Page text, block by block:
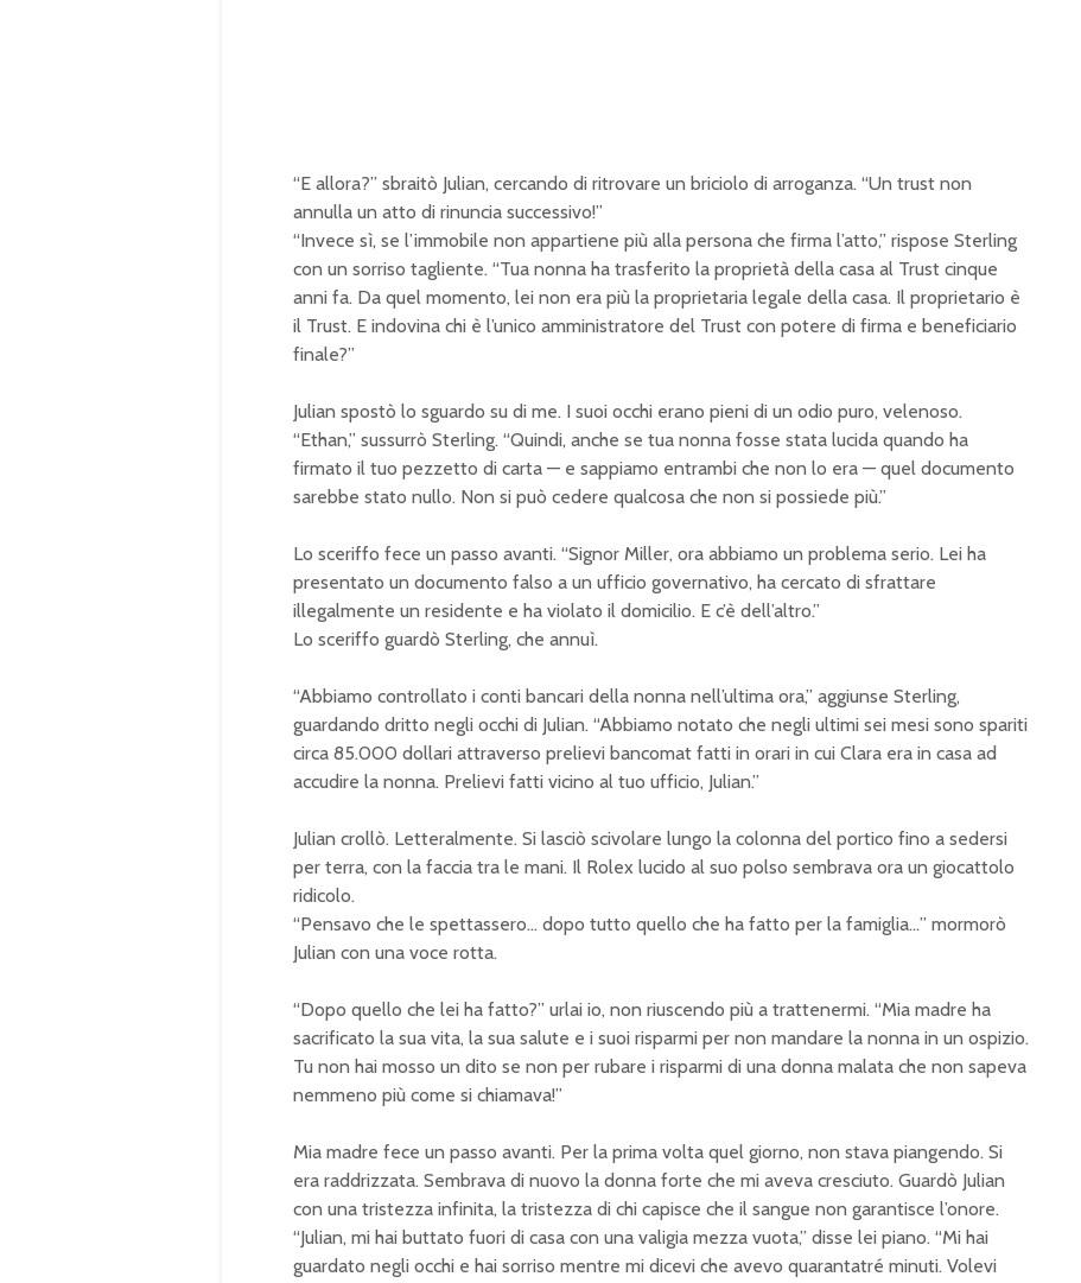
“E allora?” sbraitò Julian, cercando di ritrovare un briciolo di arroganza. “Un trust non
annulla un atto di rinuncia successivo!”
“Invece sì, se l’immobile non appartiene più alla persona che firma l’atto,” rispose Sterling
con un sorriso tagliente. “Tua nonna ha trasferito la proprietà della casa al Trust cinque
anni fa. Da quel momento, lei non era più la proprietaria legale della casa. Il proprietario è
il Trust. E indovina chi è l’unico amministratore del Trust con potere di firma e beneficiario
finale?”
Julian spostò lo sguardo su di me. I suoi occhi erano pieni di un odio puro, velenoso.
“Ethan,” sussurrò Sterling. “Quindi, anche se tua nonna fosse stata lucida quando ha
firmato il tuo pezzetto di carta — e sappiamo entrambi che non lo era — quel documento
sarebbe stato nullo. Non si può cedere qualcosa che non si possiede più.”
Lo sceriffo fece un passo avanti. “Signor Miller, ora abbiamo un problema serio. Lei ha
presentato un documento falso a un ufficio governativo, ha cercato di sfrattare
illegalmente un residente e ha violato il domicilio. E c’è dell’altro.”
Lo sceriffo guardò Sterling, che annuì.
“Abbiamo controllato i conti bancari della nonna nell’ultima ora,” aggiunse Sterling,
guardando dritto negli occhi di Julian. “Abbiamo notato che negli ultimi sei mesi sono spariti
circa 85.000 dollari attraverso prelievi bancomat fatti in orari in cui Clara era in casa ad
accudire la nonna. Prelievi fatti vicino al tuo ufficio, Julian.”
Julian crollò. Letteralmente. Si lasciò scivolare lungo la colonna del portico fino a sedersi
per terra, con la faccia tra le mani. Il Rolex lucido al suo polso sembrava ora un giocattolo
ridicolo.
“Pensavo che le spettassero… dopo tutto quello che ha fatto per la famiglia…” mormorò
Julian con una voce rotta.
“Dopo quello che lei ha fatto?” urlai io, non riuscendo più a trattenermi. “Mia madre ha
sacrificato la sua vita, la sua salute e i suoi risparmi per non mandare la nonna in un ospizio.
Tu non hai mosso un dito se non per rubare i risparmi di una donna malata che non sapeva
nemmeno più come si chiamava!”
Mia madre fece un passo avanti. Per la prima volta quel giorno, non stava piangendo. Si
era raddrizzata. Sembrava di nuovo la donna forte che mi aveva cresciuto. Guardò Julian
con una tristezza infinita, la tristezza di chi capisce che il sangue non garantisce l’onore.
“Julian, mi hai buttato fuori di casa con una valigia mezza vuota,” disse lei piano. “Mi hai
guardato negli occhi e hai sorriso mentre mi dicevi che avevo quarantatré minuti. Volevi